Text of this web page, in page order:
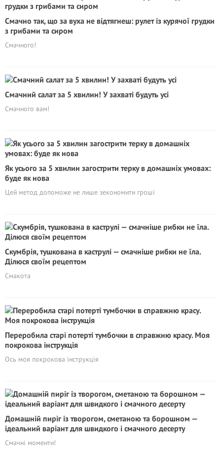
Смачно так, що за вуха не відтягнеш: рулет із курячої грудки
з грибами та сиром
Смачного!
Смачний салат за 5 хвилин! У захваті будуть усі
Смачного вам!
Як усього за 5 хвилин загострити терку в домашніх умовах:
буде як нова
Цей метод допоможе не лише зекономити гроші
Скумбрія, тушкована в каструлі — смачніше рибки не їла.
Ділюся своїм рецептом
Смакота
Переробила старі потерті тумбочки в справжню красу. Моя
покрокова інструкція
Ось моя покрокова інструкція
Домашній пиріг із творогом, сметаною та борошном —
ідеальний варіант для швидкого і смачного десерту
Смачні моменти!